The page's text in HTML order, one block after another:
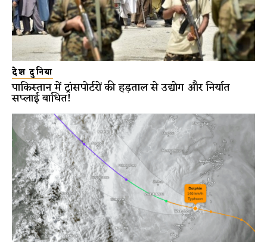
देश दुनिया
पाकिस्तान में ट्रांसपोर्टरों की हड़ताल से उद्योग और निर्यात
सप्लाई बाधित!